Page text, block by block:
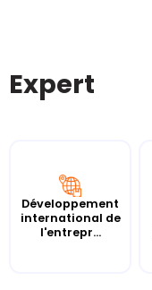
Expert
Développement
international de
l'entrepr...